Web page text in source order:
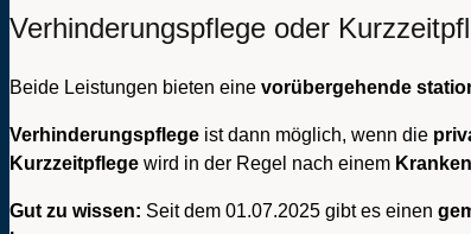
Verhinderungspflege oder
Beide Leistungen bieten eine vorübergehende
Verhinderungspflege ist dann möglich, wenn die
Kurzzeitpflege wird in der Regel nach einem
Gut zu wissen: Seit dem 01.07.2025 gibt es einen